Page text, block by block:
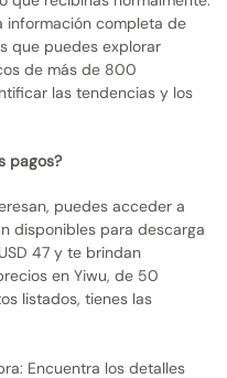
información completa de
que puedes explorar
de más de 800
las tendencias y los
pagos?
puedes acceder a
disponibles para descarga
47 y te brindan
en Yiwu, de 50
listados, tienes las
Encuentra los detalles